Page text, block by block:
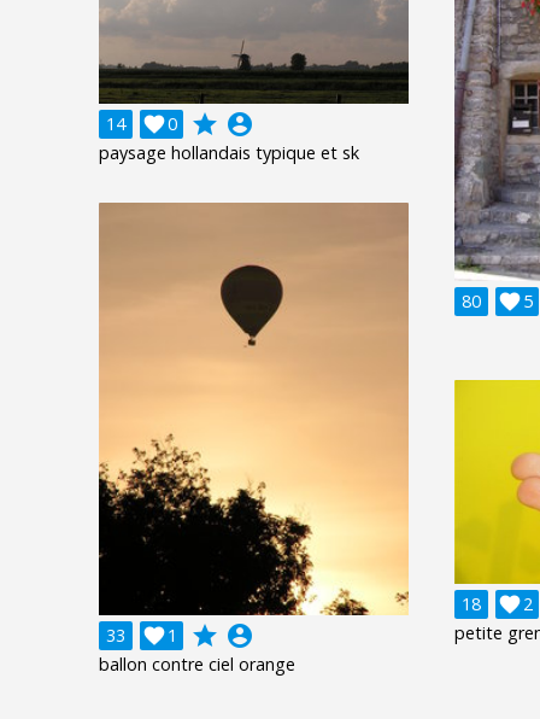
80 5

14 0
 grade account_circle
paysage hollandais typique et sk
33 1
 grade account_circle
ballon contre ciel orange
18
2

petite